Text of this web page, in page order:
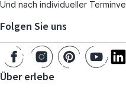
Und nach individueller
Folgen Sie uns
Über erlebe